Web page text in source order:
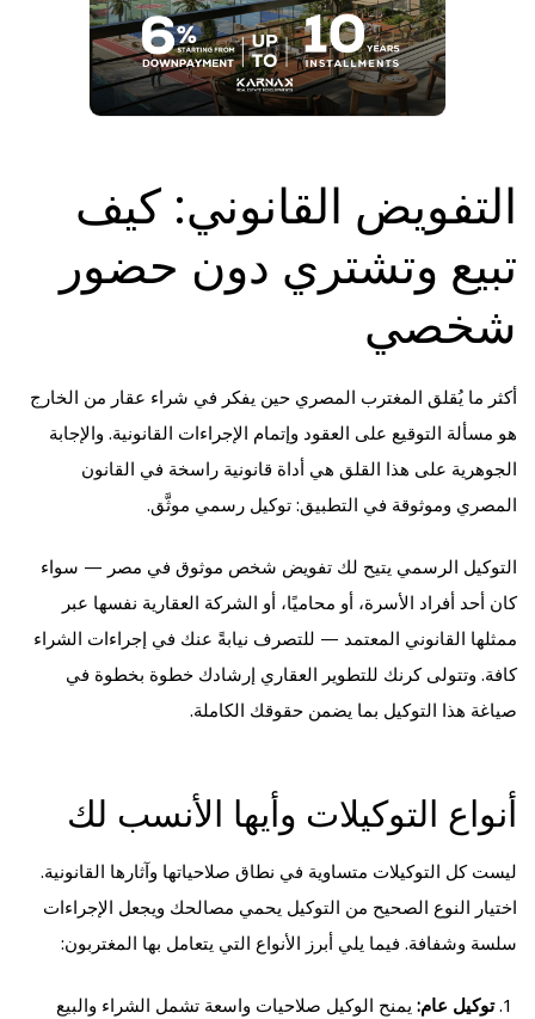
التفويض القانوني: كيف
تبيع وتشتري دون حضور
شخصي
أكثر ما يُقلق المغترب المصري حين يفكر في شراء عقار من الخارج
هو مسألة التوقيع على العقود وإتمام الإجراءات القانونية. والإجابة
الجوهرية على هذا القلق هي أداة قانونية راسخة في القانون
المصري وموثوقة في التطبيق: توكيل رسمي موثَّق.
التوكيل الرسمي يتيح لك تفويض شخص موثوق في مصر — سواء
كان أحد أفراد الأسرة، أو محاميًا، أو الشركة العقارية نفسها عبر
ممثلها القانوني المعتمد — للتصرف نيابةً عنك في إجراءات الشراء
كافة. وتتولى كرنك للتطوير العقاري إرشادك خطوة بخطوة في
صياغة هذا التوكيل بما يضمن حقوقك الكاملة.
أنواع التوكيلات وأيها الأنسب لك
ليست كل التوكيلات متساوية في نطاق صلاحياتها وآثارها القانونية.
اختيار النوع الصحيح من التوكيل يحمي مصالحك ويجعل الإجراءات
سلسة وشفافة. فيما يلي أبرز الأنواع التي يتعامل بها المغتربون:
توكيل عام: يمنح الوكيل صلاحيات واسعة تشمل الشراء والبيع